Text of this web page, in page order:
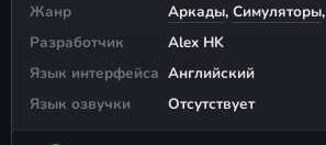
Жанр
Аркады, Симуляторы,
Разработчик
Alex HK
Язык интерфейса Английский
Язык озвучки
Отсутствует